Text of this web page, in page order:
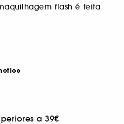
flash é feita
a 39€